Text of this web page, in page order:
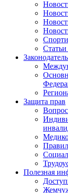
Защита прав
Полезная